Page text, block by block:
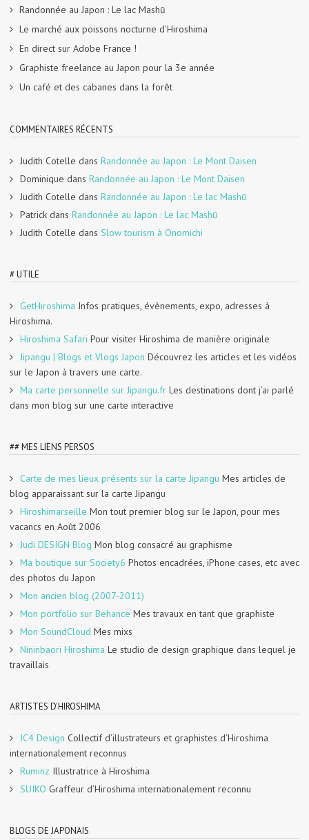
Randonnée au Japon : Le lac Mashū
Le marché aux poissons nocturne d’Hiroshima
En direct sur Adobe France !
Graphiste freelance au Japon pour la 3e année
Un café et des cabanes dans la forêt
COMMENTAIRES RÉCENTS
Judith Cotelle dans Randonnée au Japon : Le Mont Daisen
Dominique dans Randonnée au Japon : Le Mont Daisen
Judith Cotelle dans Randonnée au Japon : Le lac Mashū
Patrick dans Randonnée au Japon : Le lac Mashū
Judith Cotelle dans Slow tourism à Onomichi
# UTILE
GetHiroshima Infos pratiques, évènements, expo, adresses à
Hiroshima.
Hiroshima Safari Pour visiter Hiroshima de manière originale
Jipangu | Blogs et Vlogs Japon Découvrez les articles et les vidéos
sur le Japon à travers une carte.
Ma carte personnelle sur Jipangu.fr Les destinations dont j’ai parlé
dans mon blog sur une carte interactive
## MES LIENS PERSOS
Carte de mes lieux présents sur la carte Jipangu Mes articles de
blog apparaissant sur la carte Jipangu
Hiroshimarseille Mon tout premier blog sur le Japon, pour mes
vacancs en Août 2006
Judi DESIGN Blog Mon blog consacré au graphisme
Ma boutique sur Society6 Photos encadrées, iPhone cases, etc avec
des photos du Japon
Mon ancien blog (2007-2011)
Mon portfolio sur Behance Mes travaux en tant que graphiste
Mon SoundCloud Mes mixs
Nininbaori Hiroshima Le studio de design graphique dans lequel je
travaillais
ARTISTES D'HIROSHIMA
IC4 Design Collectif d’illustrateurs et graphistes d’Hiroshima
internationalement reconnus
Ruminz Illustratrice à Hiroshima
SUIKO Graffeur d’Hiroshima internationalement reconnu
BLOGS DE JAPONAIS